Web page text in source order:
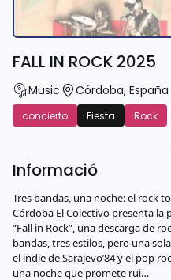
FALL IN ROCK 2025
Music Córdoba, España
concierto Fiesta Rock
Informació
Tres bandas, una noche: el rock
Córdoba El Colectivo presenta
“Fall in Rock”, una descarga de
bandas, tres estilos, pero una
el indie de Sarajevo’84 y el pop
una noche que promete rui…